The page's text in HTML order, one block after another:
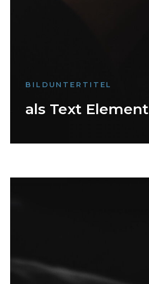
BILDUNTERTITEL
als Text Element